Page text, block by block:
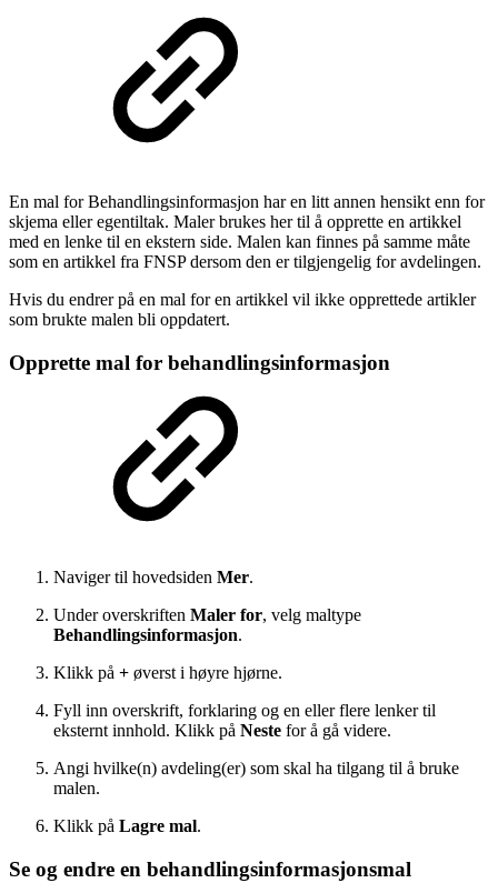
En mal for Behandlingsinformasjon har en litt annen hensikt enn for
skjema eller egentiltak. Maler brukes her til å opprette en artikkel
med en lenke til en ekstern side. Malen kan finnes på samme måte
som en artikkel fra FNSP dersom den er tilgjengelig for avdelingen.
Hvis du endrer på en mal for en artikkel vil ikke opprettede artikler
som brukte malen bli oppdatert.
Opprette mal for behandlingsinformasjon
Naviger til hovedsiden Mer.
Under overskriften Maler for, velg maltype
Behandlingsinformasjon.
Klikk på + øverst i høyre hjørne.
Fyll inn overskrift, forklaring og en eller flere lenker til
eksternt innhold. Klikk på Neste for å gå videre.
Angi hvilke(n) avdeling(er) som skal ha tilgang til å bruke
malen.
Klikk på Lagre mal.
Se og endre en behandlingsinformasjonsmal